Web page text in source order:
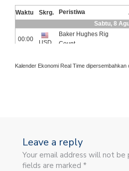
Kalender Ekonomi Real Time dipersembahkan
Leave a reply
Your email address will not be
fields are marked *